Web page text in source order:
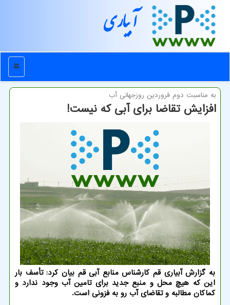
آبیاری
منو
به مناسبت دوم فروردین روزجهانی آب
افزایش تقاضا برای آبی که نیست!
به گزارش آبیاری قم کارشناس منابع آبی قم بیان کرد: تأسف بار
این که هیچ محل و منبع جدید برای تامین آب وجود ندارد و
کماکان مطالبه و تقاضای آب رو به فزونی است.